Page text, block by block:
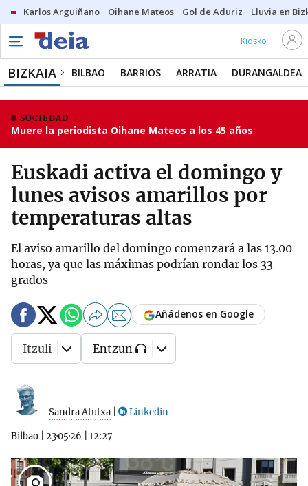
Karlos Arguiñano Oihane Mateos Gol de Aduriz Lluvia en
Kiosko
BIZKAIA BILBAO BARRIOS ARRATIA DURANGALDEA
SOCIEDAD
Muere la periodista Oihane Mateos a los 45 años
Euskadi activa el domingo y
lunes avisos amarillos por
temperaturas altas
El aviso amarillo del domingo comenzará a las 13.00
horas, ya que las máximas podrían rondar los 33
grados
Sandra Atutxa Linkedin
Bilbao 23·05·26 12:27
Añádenos en Google
Itzuli Entzun